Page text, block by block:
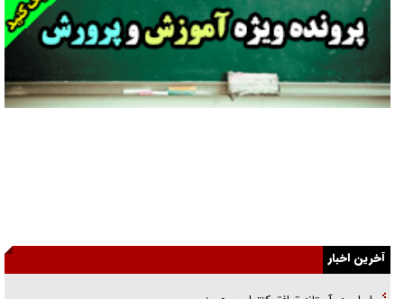
پیاده روی جاماندگان اربعین حسینی در تهران - ۲
پیاده روی جاماندگان اربعین حسینی در تهران - ۱
فریاد‌ها و ناله‌های دوستان مبارزدلم را آتش می‌زد
راهبرد غافلگیری با نسل جدید پهپاد‌ها
جنجال پزشکان تقلبی در صنعت زیبایی